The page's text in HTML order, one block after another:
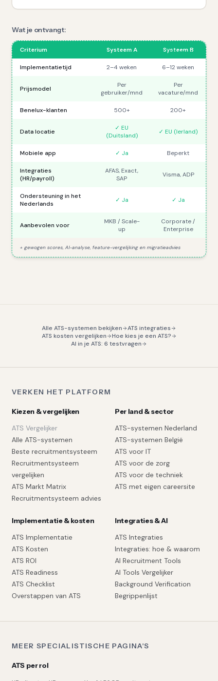
Wat je ontvangt:
Voorbeeld
Criterium Systeem A Systeem B
Implementatietijd 2–4 weken 6–12 weken
Prijsmodel
Per
gebruiker/mnd
Per
vacature/mnd
Benelux-klanten 500+ 200+
Data locatie
✓ EU
(Duitsland)
✓ EU (Ierland)
Mobiele app ✓ Ja Beperkt
Integraties
(HR/payroll)
AFAS, Exact,
SAP
Visma, ADP
Ondersteuning in het
Nederlands
✓ Ja ✓ Ja
Aanbevolen voor
MKB / Scale-
up
Corporate /
Enterprise
+ gewogen scores, AI-analyse, feature-vergelijking en migratieadvies
Alle ATS-systemen bekijken
ATS integraties
ATS kosten vergelijken
Hoe kies je een ATS?
AI in je ATS: 6 testvragen
VERKEN HET PLATFORM
Kiezen & vergelijken
ATS Vergelijker
Alle ATS-systemen
Beste recruitmentsysteem
Recruitmentsysteem
vergelijken
ATS Markt Matrix
Recruitmentsysteem advies
Per land & sector
ATS-systemen Nederland
ATS-systemen België
ATS voor IT
ATS voor de zorg
ATS voor de techniek
ATS met eigen careersite
Implementatie & kosten
ATS Implementatie
ATS Kosten
ATS ROI
ATS Readiness
ATS Checklist
Overstappen van ATS
Integraties & AI
ATS Integraties
Integraties: hoe & waarom
AI Recruitment Tools
AI Tools Vergelijker
Background Verification
Begrippenlijst
MEER SPECIALISTISCHE PAGINA'S
ATS per rol